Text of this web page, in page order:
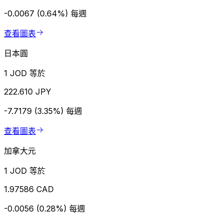
-0.0067 (0.64%) 每週
查看圖表
日本圓
1 JOD 等於
222.610 JPY
-7.7179 (3.35%) 每週
查看圖表
加拿大元
1 JOD 等於
1.97586 CAD
-0.0056 (0.28%) 每週